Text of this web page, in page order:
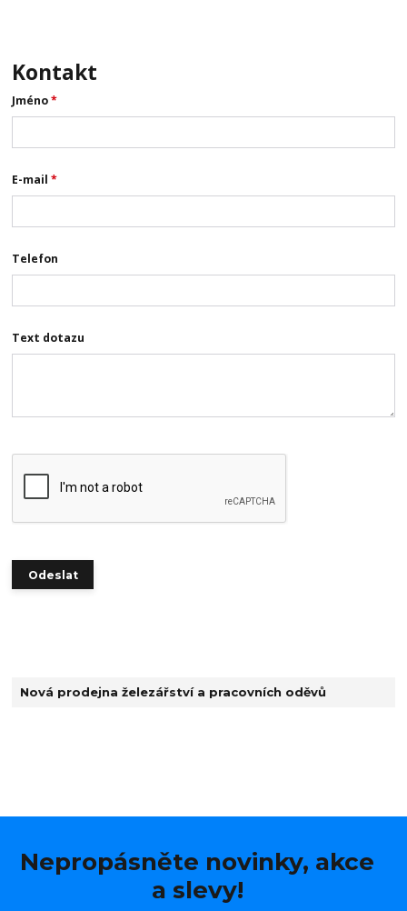
Nová prodejna železářství a pracovních oděvů
Kontakt
Jméno*
E-mail*
Telefon
Text dotazu
Nepropásněte novinky, akce
a slevy!